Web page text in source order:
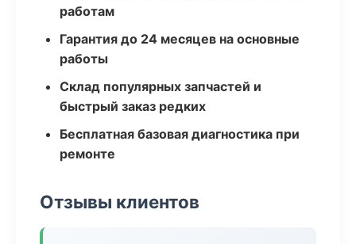
работам
Гарантия до 24 месяцев на основные
работы
Склад популярных запчастей и
быстрый заказ редких
Бесплатная базовая диагностика при
ремонте
Отзывы клиентов